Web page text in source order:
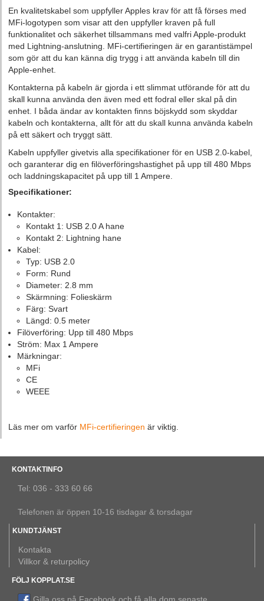
En kvalitetskabel som uppfyller Apples krav för att få förses med
MFi-logotypen som visar att den uppfyller kraven på full
funktionalitet och säkerhet tillsammans med valfri Apple-produkt
med Lightning-anslutning. MFi-certifieringen är en garantistämpel
som gör att du kan känna dig trygg i att använda kabeln till din
Apple-enhet.
Kontakterna på kabeln är gjorda i ett slimmat utförande för att du
skall kunna använda den även med ett fodral eller skal på din
enhet. I båda ändar av kontakten finns böjskydd som skyddar
kabeln och kontakterna, allt för att du skall kunna använda kabeln
på ett säkert och tryggt sätt.
Kabeln uppfyller givetvis alla specifikationer för en USB 2.0-kabel,
och garanterar dig en filöverföringshastighet på upp till 480 Mbps
och laddningskapacitet på upp till 1 Ampere.
Specifikationer:
Kontakter:
Kontakt 1: USB 2.0 A hane
Kontakt 2: Lightning hane
Kabel:
Typ: USB 2.0
Form: Rund
Diameter: 2.8 mm
Skärmning: Folieskärm
Färg: Svart
Längd: 0.5 meter
Filöverföring: Upp till 480 Mbps
Ström: Max 1 Ampere
Märkningar:
MFi
CE
WEEE
Läs mer om varför MFi-certifieringen är viktig.
KONTAKTINFO
Tel: 036 - 333 60 66
Telefonen är öppen 10-16 tisdagar & torsdagar
KUNDTJÄNST
Kontakta
Villkor & returpolicy
FÖLJ KOPPLAT.SE